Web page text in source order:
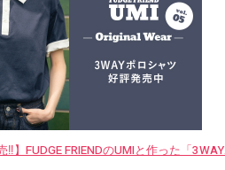
‼︎】FUDGE FRIENDのUMIと作った「